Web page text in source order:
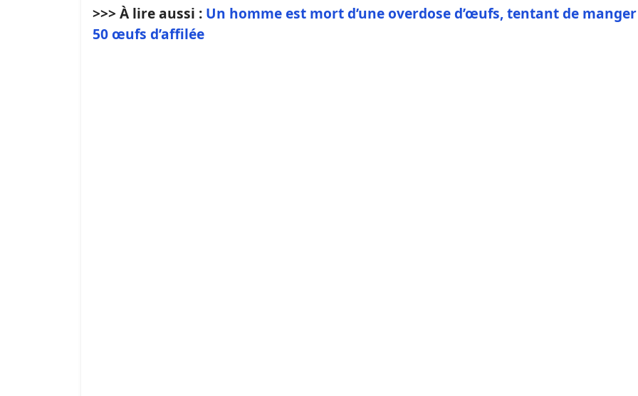
>>> À lire aussi : Un homme est mort d’une overdose d’œufs, tentant de manger
50 œufs d’affilée